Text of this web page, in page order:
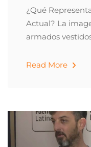
¿Qué
Actual? La
armados
Read More